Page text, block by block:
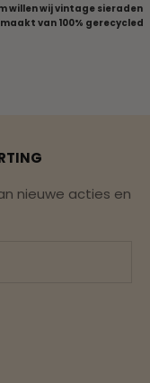
willen wij vintage sieraden
van 100% gerecycled
nieuwe acties en